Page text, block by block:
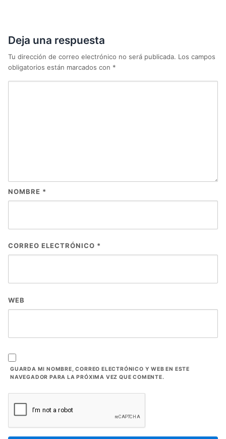
Deja una respuesta
Tu dirección de correo electrónico no será publicada. Los campos
obligatorios están marcados con *
NOMBRE *
CORREO ELECTRÓNICO *
WEB
GUARDA MI NOMBRE, CORREO ELECTRÓNICO Y WEB EN ESTE
NAVEGADOR PARA LA PRÓXIMA VEZ QUE COMENTE.